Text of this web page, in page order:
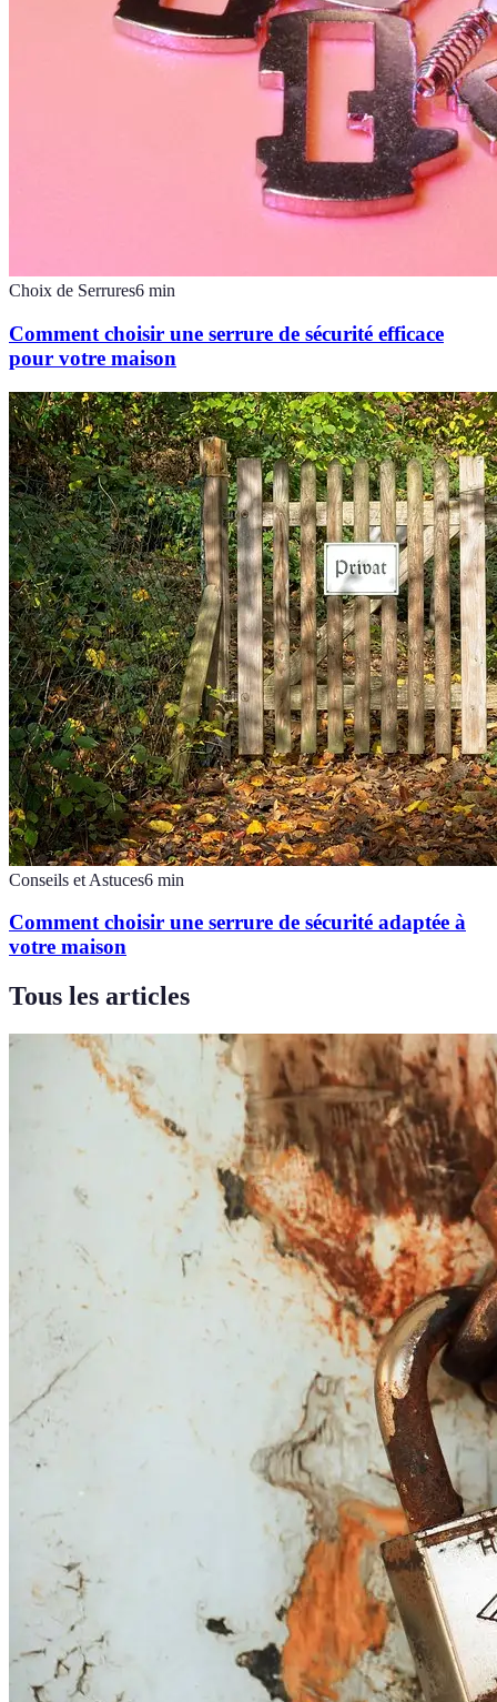
Choix de Serrures6 min
Comment choisir une serrure de sécurité efficace
pour votre maison
Conseils et Astuces6 min
Comment choisir une serrure de sécurité adaptée à
votre maison
Tous les articles